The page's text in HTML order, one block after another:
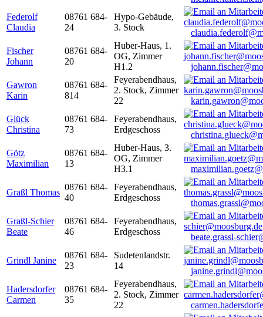
Federolf
Claudia
08761 684-
24
Hypo-Gebäude,
3. Stock
Fischer
Johann
08761 684-
20
Huber-Haus, 1.
OG, Zimmer
H1.2
Gawron
Karin
08761 684-
814
Feyerabendhaus,
2. Stock, Zimmer
22
Glück
Christina
08761 684-
73
Feyerabendhaus,
Erdgeschoss
Götz
Maximilian
08761 684-
13
Huber-Haus, 3.
OG, Zimmer
H3.1
Graßl Thomas
08761 684-
40
Feyerabendhaus,
Erdgeschoss
Graßl-Schier
Beate
08761 684-
46
Feyerabendhaus,
Erdgeschoss
beate.grassl-
Grindl Janine
08761 684-
23
Sudetenlandstr.
14
Hadersdorfer
Carmen
08761 684-
35
Feyerabendhaus,
2. Stock, Zimmer
22